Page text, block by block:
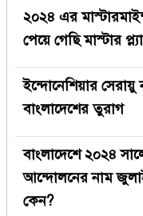
২০২৪ এর
পেয়ে গেছি মাস্টার
ইন্দোনেশিয়ার সেরায়ু
বাংলাদেশের তুরাগ
বাংলাদেশে ২০২৪
আন্দোলনের নাম
কেন?